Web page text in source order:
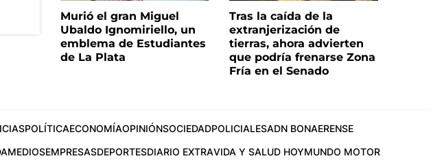
Murió el gran Miguel
Ubaldo Ignomiriello, un
emblema de Estudiantes
de La Plata
Tras la caída de la
extranjerización de
tierras, ahora advierten
que podría frenarse Zona
Fría en el Senado
POLÍTICAECONOMÍAOPINIÓNSOCIEDADPOLICIALESADN BONAERENSE
MEDIOSEMPRESASDEPORTESDIARIO EXTRAVIDA Y SALUD HOYMUNDO MOTOR